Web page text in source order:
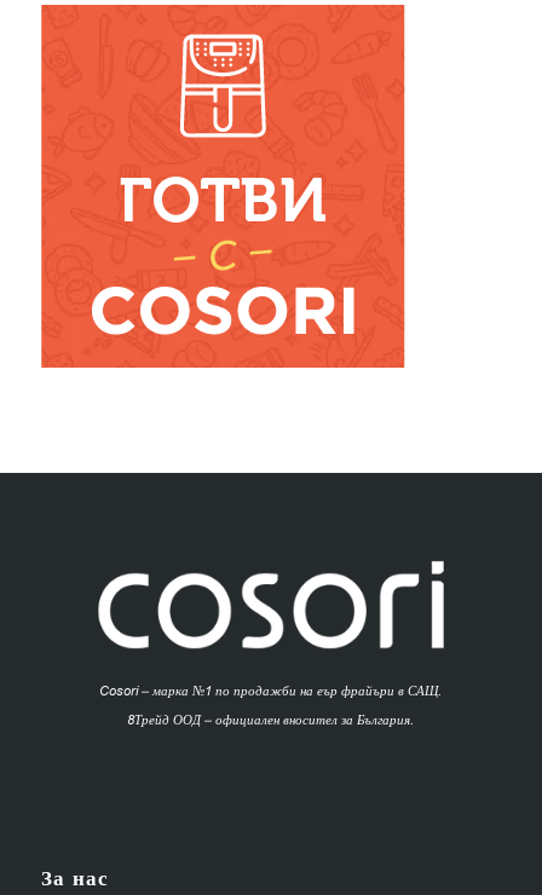
Cosori – марка №1 по продажби на еър фрайъри в САЩ.
8Трейд ООД – официален вносител за България.
За нас